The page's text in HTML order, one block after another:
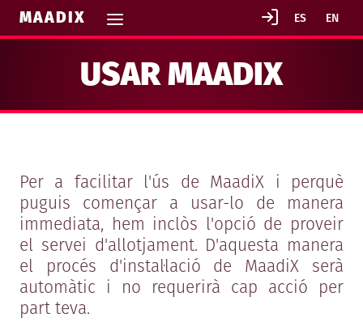
MAADIX
USAR MAADIX
Per a facilitar l'ús de MaadiX i perquè
puguis començar a usar-lo de manera
immediata, hem inclòs l'opció de proveir
el servei d'allotjament. D'aquesta manera
el procés d'instal·lació de MaadiX serà
automàtic i no requerirà cap acció per
part teva.